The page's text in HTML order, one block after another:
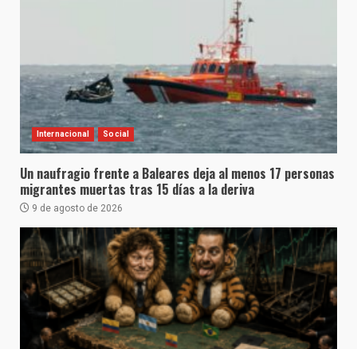
Internacional Social
Un naufragio frente a Baleares deja al menos 17 personas
migrantes muertas tras 15 días a la deriva
9 de agosto de 2026